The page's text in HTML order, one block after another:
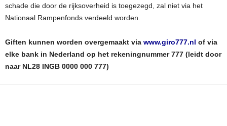
schade die door de rijksoverheid is toegezegd, zal niet via het
Nationaal Rampenfonds verdeeld worden.
Giften kunnen worden overgemaakt via www.giro777.nl of via
elke bank in Nederland op het rekeningnummer 777 (leidt door
naar NL28 INGB 0000 000 777)